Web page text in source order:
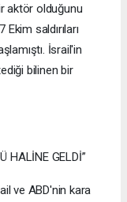
aktör olduğunu
saldırıları
İsrail'in
bilinen bir
HALİNE GELDİ”
ve ABD'nin kara